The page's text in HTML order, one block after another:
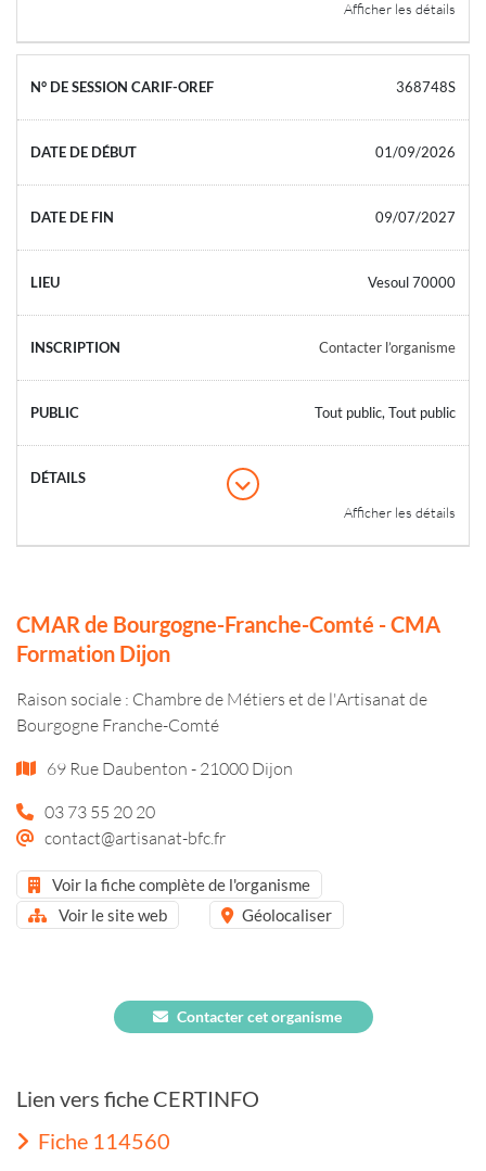
Afficher les détails
368748S
01/09/2026
09/07/2027
Vesoul 70000
Contacter l’organisme
Tout public, Tout public
Afficher les détails
CMAR de Bourgogne-Franche-Comté - CMA
Formation Dijon
Raison sociale : Chambre de Métiers et de l'Artisanat de
Bourgogne Franche-Comté
69 Rue Daubenton - 21000 Dijon
03 73 55 20 20
contact@artisanat-bfc.fr
Voir la fiche complète de l'organisme
Voir le site web
Géolocaliser
Contacter cet organisme
Lien vers fiche CERTINFO
Fiche 114560